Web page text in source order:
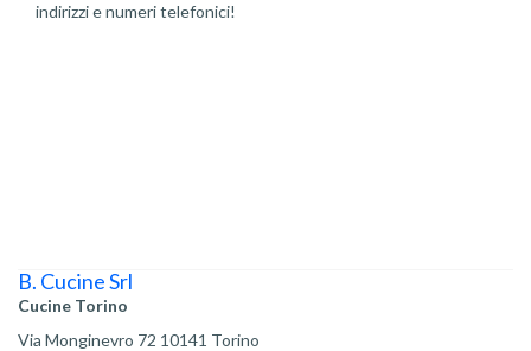
indirizzi e numeri telefonici!
B. Cucine Srl
Cucine Torino
Via Monginevro 72 10141 Torino